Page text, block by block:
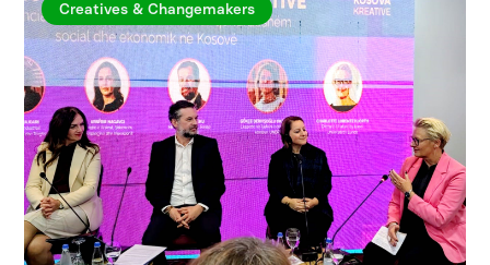
Creatives & Changemakers